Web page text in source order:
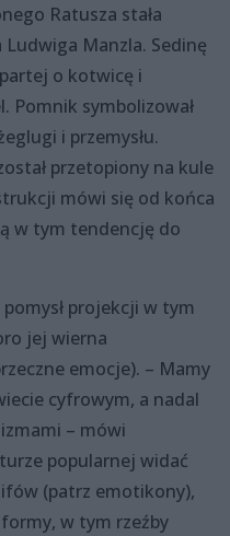
Ratusza stała
Manzla. Sedinę
o kotwicę i
Pomnik symbolizował
i przemysłu.
przetopiony na kule
mówi się od końca
w tym tendencję do
projekcji w tym
jej wierna
emocje). – Mamy
cyfrowym, a nadal
– mówi
popularnej widać
(patrz emotikony),
w tym rzeźby